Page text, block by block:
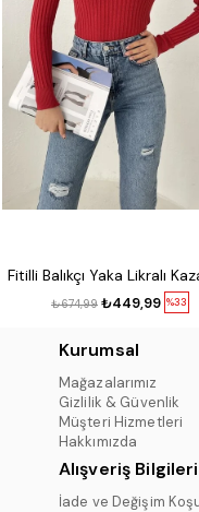
%33
₺449,99
₺674,99
Kurumsal
Mağazalarımız
Gizlilik & Güvenlik
Müşteri Hizmetleri
Hakkımızda
Alışveriş Bilgileri
İade ve Değişim